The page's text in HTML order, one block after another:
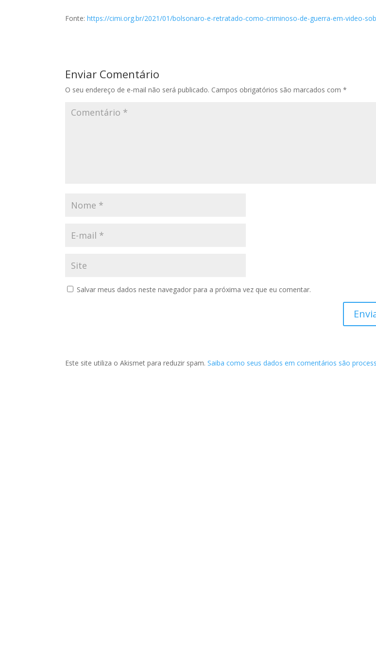
Fonte:https://cimi.org.br/2021/01/bolsonaro-e-retratado-como-criminoso-de-guerra-em-video-
Enviar Comentário
O seu endereço de e-mail não será publicado. Campos obrigatórios são marcados com*
Salvar meus dados neste navegador para a próxima vez que eu comentar.
Este site utiliza o Akismet para reduzir spam.Saiba como seus dados em comentários são